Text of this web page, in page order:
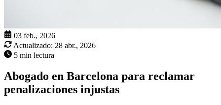
03 feb., 2026
Actualizado: 28 abr., 2026
5 min lectura
Abogado en Barcelona para reclamar
penalizaciones injustas